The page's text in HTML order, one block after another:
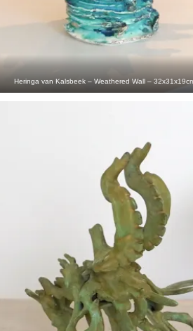
Heringa van Kalsbeek – Weathered Wall –